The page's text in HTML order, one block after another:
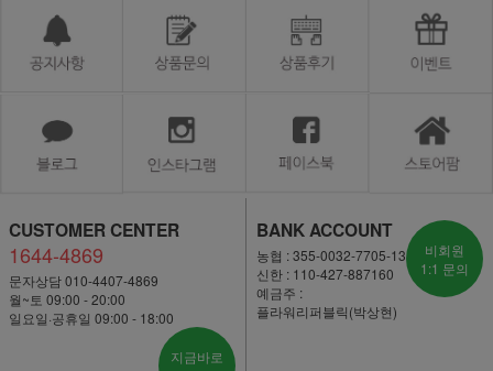
CUSTOMER CENTER
1644-4869
문자상담 010-4407-4869
월~토 09:00 - 20:00
일요일·공휴일 09:00 - 18:00
지금바로
BANK ACCOUNT
농협 : 355-0032-7705-13
신한 : 110-427-887160
예금주 :
플라워리퍼블릭(박상현)
비회원
1:1 문의